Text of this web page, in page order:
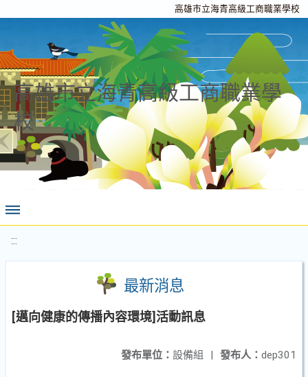
高雄市立海青高級工商職業學校
高雄市立海青高級工商職業學
校
:::
最新消息
[邁向健康的傳播內容環境]活動訊息
發布人： dep301
發布單位： 設備組 |